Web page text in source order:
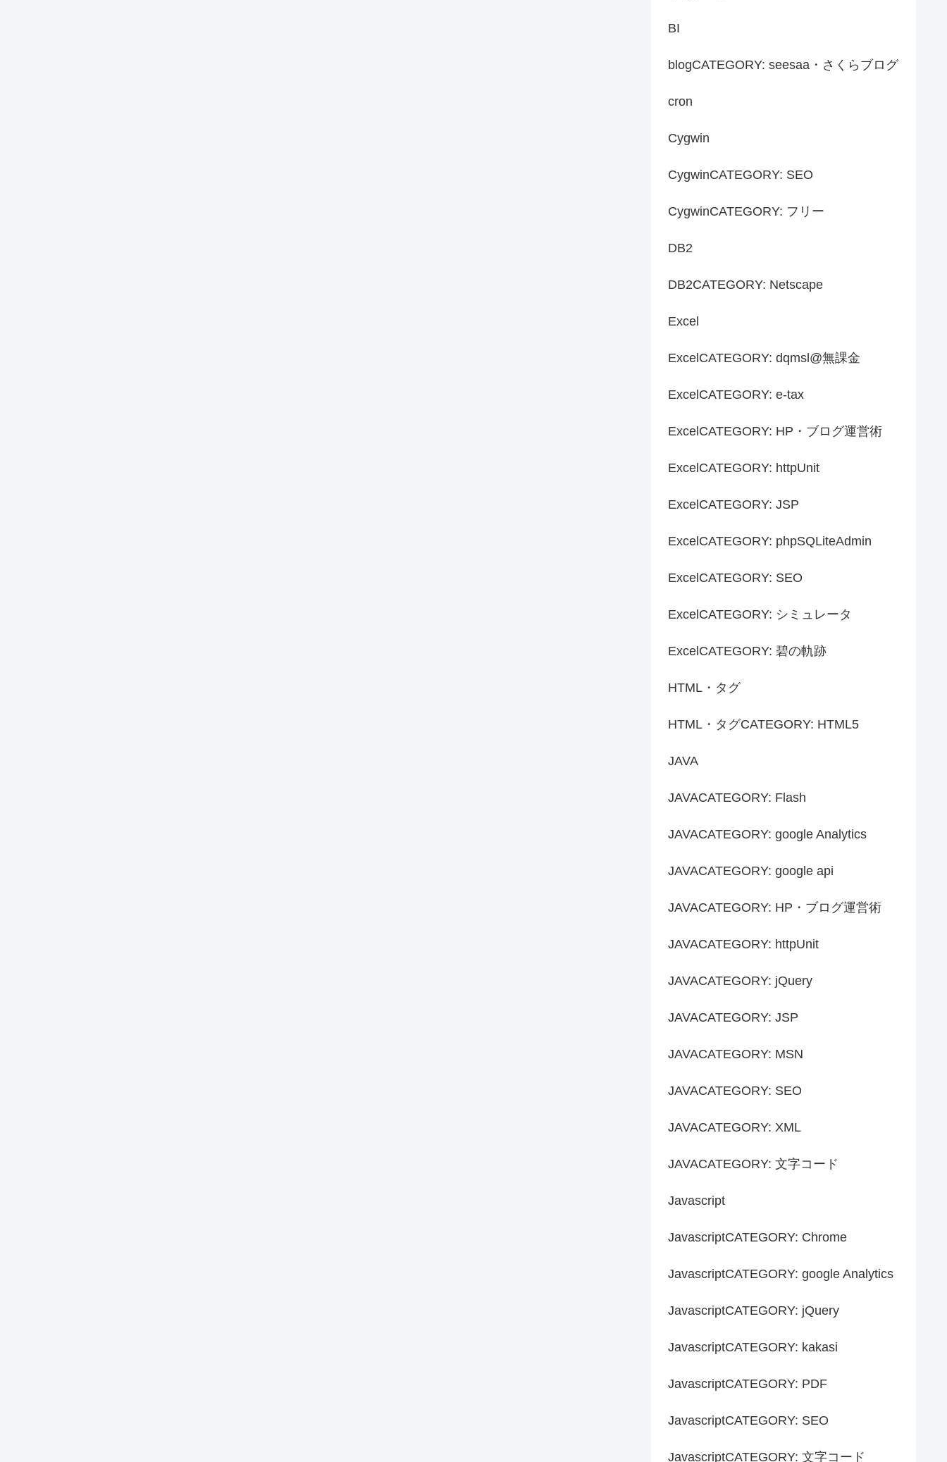
BI
blogCATEGORY: seesaa・さくらブログ
cron
Cygwin
CygwinCATEGORY: SEO
CygwinCATEGORY: フリー
DB2
DB2CATEGORY: Netscape
Excel
ExcelCATEGORY: dqmsl@無課金
ExcelCATEGORY: e-tax
ExcelCATEGORY: HP・ブログ運営術
ExcelCATEGORY: httpUnit
ExcelCATEGORY: JSP
ExcelCATEGORY: phpSQLiteAdmin
ExcelCATEGORY: SEO
ExcelCATEGORY: シミュレータ
ExcelCATEGORY: 碧の軌跡
HTML・タグ
HTML・タグCATEGORY: HTML5
JAVA
JAVACATEGORY: Flash
JAVACATEGORY: google Analytics
JAVACATEGORY: google api
JAVACATEGORY: HP・ブログ運営術
JAVACATEGORY: httpUnit
JAVACATEGORY: jQuery
JAVACATEGORY: JSP
JAVACATEGORY: MSN
JAVACATEGORY: SEO
JAVACATEGORY: XML
JAVACATEGORY: 文字コード
Javascript
JavascriptCATEGORY: Chrome
JavascriptCATEGORY: google Analytics
JavascriptCATEGORY: jQuery
JavascriptCATEGORY: kakasi
JavascriptCATEGORY: PDF
JavascriptCATEGORY: SEO
JavascriptCATEGORY: 文字コード